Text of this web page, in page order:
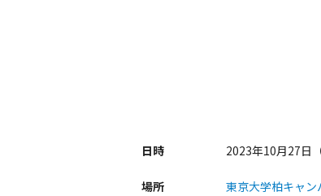
日時 2023年10月27日
場所 東京大学柏キャ